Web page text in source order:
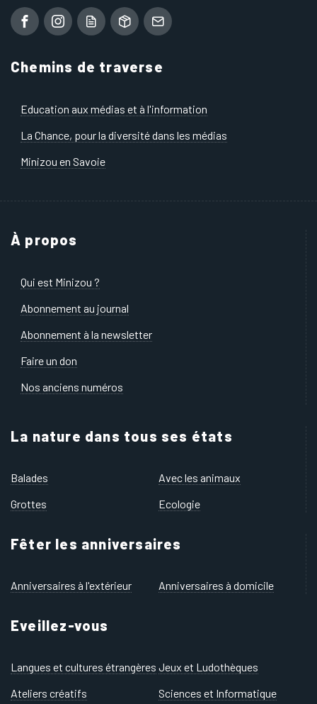
Chemins de traverse
Education aux médias et à l'information
La Chance, pour la diversité dans les médias
Minizou en Savoie
À propos
Qui est Minizou ?
Abonnement au journal
Abonnement à la newsletter
Faire un don
Nos anciens numéros
La nature dans tous ses états
Balades
Avec les animaux
Grottes
Ecologie
Fêter les anniversaires
Anniversaires à l'extérieur Anniversaires à domicile
Eveillez-vous
Langues et cultures étrangères Jeux et Ludothèques
Ateliers créatifs
Sciences et Informatique